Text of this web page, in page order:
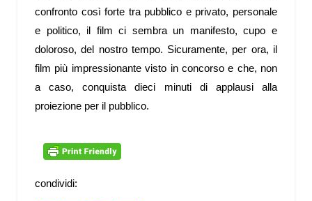
confronto così forte tra pubblico e privato, personale
e politico, il film ci sembra un manifesto, cupo e
doloroso, del nostro tempo. Sicuramente, per ora, il
film più impressionante visto in concorso e che, non
a caso, conquista dieci minuti di applausi alla
proiezione per il pubblico.
condividi: